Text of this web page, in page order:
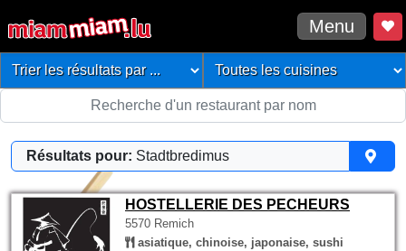
Menu
Résultats pour: Stadtbredimus
HOSTELLERIE DES PECHEURS
5570 Remich
asiatique, chinoise, japonaise, sushi